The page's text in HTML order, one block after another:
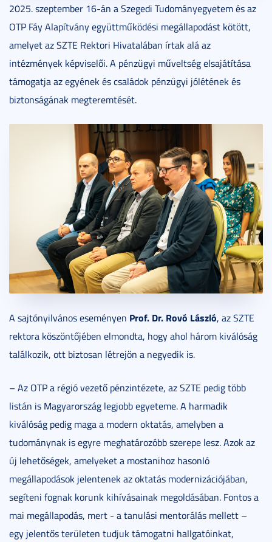
2025. szeptember 16-án a Szegedi Tudományegyetem és az
OTP Fáy Alapítvány együttműködési megállapodást kötött,
amelyet az SZTE Rektori Hivatalában írtak alá az
intézmények képviselői. A pénzügyi műveltség elsajátítása
támogatja az egyének és családok pénzügyi jólétének és
biztonságának megteremtését.
A sajtónyilvános eseményen Prof. Dr. Rovó László, az SZTE
rektora köszöntőjében elmondta, hogy ahol három kiválóság
találkozik, ott biztosan létrejön a negyedik is.
– Az OTP a régió vezető pénzintézete, az SZTE pedig több
listán is Magyarország legjobb egyeteme. A harmadik
kiválóság pedig maga a modern oktatás, amelyben a
tudománynak is egyre meghatározóbb szerepe lesz. Azok az
új lehetőségek, amelyeket a mostanihoz hasonló
megállapodások jelentenek az oktatás modernizációjában,
segíteni fognak korunk kihívásainak megoldásában. Fontos a
mai megállapodás, mert - a tanulási mentorálás mellett –
egy jelentős területen tudjuk támogatni hallgatóinkat,